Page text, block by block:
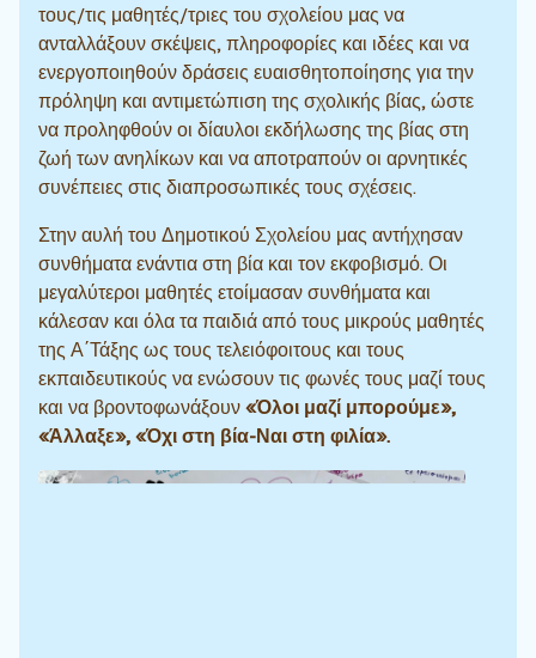
τους/τις μαθητές/τριες του σχολείου μας να
ανταλλάξουν σκέψεις, πληροφορίες και ιδέες και να
ενεργοποιηθούν δράσεις ευαισθητοποίησης για την
πρόληψη και αντιμετώπιση της σχολικής βίας, ώστε
να προληφθούν οι δίαυλοι εκδήλωσης της βίας στη
ζωή των ανηλίκων και να αποτραπούν οι αρνητικές
συνέπειες στις διαπροσωπικές τους σχέσεις.
Στην αυλή του Δημοτικού Σχολείου μας αντήχησαν
συνθήματα ενάντια στη βία και τον εκφοβισμό. Οι
μεγαλύτεροι μαθητές ετοίμασαν συνθήματα και
κάλεσαν και όλα τα παιδιά από τους μικρούς μαθητές
της Α΄Τάξης ως τους τελειόφοιτους και τους
εκπαιδευτικούς να ενώσουν τις φωνές τους μαζί τους
και να βροντοφωνάξουν«Όλοι μαζί μπορούμε»,
«Άλλαξε», «Όχι στη βία-Ναι στη φιλία».